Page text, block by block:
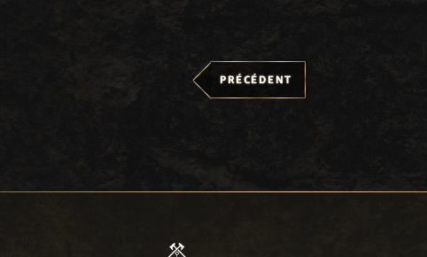
PRÉCÉDENT